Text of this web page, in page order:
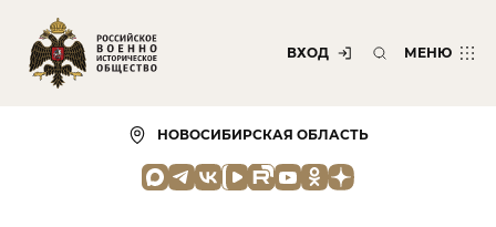
ВХОД МЕНЮ
НОВОСИБИРСКАЯ ОБЛАСТЬ